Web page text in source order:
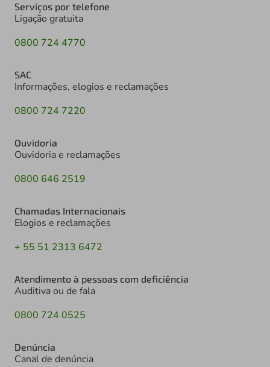
Serviços por telefone
Ligação gratuita
0800 724 4770
SAC
Informações, elogios e reclamações
0800 724 7220
Ouvidoria
Ouvidoria e reclamações
0800 646 2519
Chamadas Internacionais
Elogios e reclamações
+ 55 51 2313 6472
Atendimento à pessoas com deficiência
Auditiva ou de fala
0800 724 0525
Denúncia
Canal de denúncia